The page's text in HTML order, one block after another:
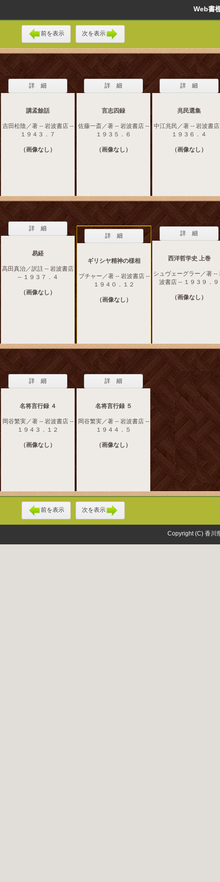
Web
前を表示 次を表示
詳 細
講孟餘話
吉田松陰／著 -- 岩波書店 --
１９４３．７
（画像なし）
詳 細
言志四録
佐藤一斎／著 -- 岩波書店 --
１９３５．６
（画像なし）
詳 細
兆民選集
中江兆民／著 -- 岩波書
１９３６．４
（画像なし）
詳 細
易経
高田真治／訳註 -- 岩波書店
-- １９３７．４
（画像なし）
詳 細
ギリシヤ精神の様相
ブチャー／著 -- 岩波書店 --
１９４０．１２
（画像なし）
詳 細
西洋哲学史 上巻
シュヴェーグラー／著 --
波書店 -- １９３９．９
（画像なし）
詳 細
名将言行録 ４
岡谷繁実／著 -- 岩波書店 --
１９４３．１２
（画像なし）
詳 細
名将言行録 ５
岡谷繁実／著 -- 岩波書店 --
１９４４．５
（画像なし）
前を表示 次を表示
Copyright (C) 香川